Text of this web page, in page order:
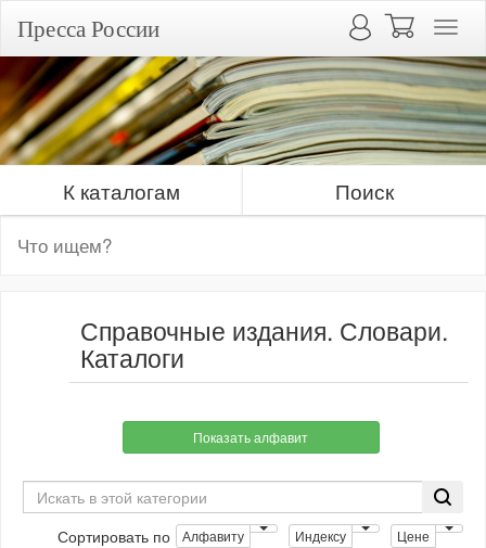
Пресса России
К каталогам Поиск
Справочные издания. Словари.
Каталоги
Показать алфавит
Сортировать по Алфавиту Индексу Цене